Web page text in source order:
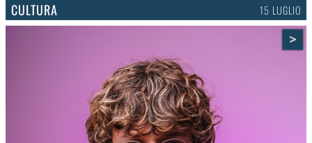
CULTURA 15 LUGLIO
>